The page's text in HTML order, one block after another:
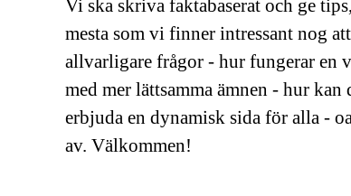
Vi ska skriva faktabaserat och ge
mesta som vi finner intressant nog
allvarligare frågor - hur fungerar en
med mer lättsamma ämnen - hur
erbjuda en dynamisk sida för alla -
av. Välkommen!